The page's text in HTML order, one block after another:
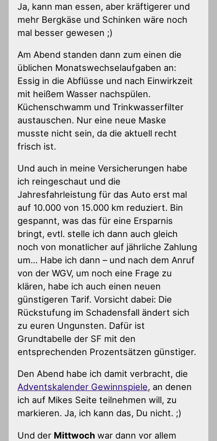
Ja, kann man essen, aber kräftigerer und
mehr Bergkäse und Schinken wäre noch
mal besser gewesen ;)
Am Abend standen dann zum einen die
üblichen Monatswechselaufgaben an:
Essig in die Abflüsse und nach Einwirkzeit
mit heißem Wasser nachspülen.
Küchenschwamm und Trinkwasserfilter
austauschen. Nur eine neue Maske
musste nicht sein, da die aktuell recht
frisch ist.
Und auch in meine Versicherungen habe
ich reingeschaut und die
Jahresfahrleistung für das Auto erst mal
auf 10.000 von 15.000 km reduziert. Bin
gespannt, was das für eine Ersparnis
bringt, evtl. stelle ich dann auch gleich
noch von monatlicher auf jährliche Zahlung
um… Habe ich dann – und nach dem Anruf
von der WGV, um noch eine Frage zu
klären, habe ich auch einen neuen
günstigeren Tarif. Vorsicht dabei: Die
Rückstufung im Schadensfall ändert sich
zu euren Ungunsten. Dafür ist
Grundtabelle der SF mit den
entsprechenden Prozentsätzen günstiger.
Den Abend habe ich damit verbracht, die
Adventskalender Gewinnspiele, an denen
ich auf Mikes Seite teilnehmen will, zu
markieren. Ja, ich kann das, Du nicht. ;)
Und der Mittwoch war dann vor allem